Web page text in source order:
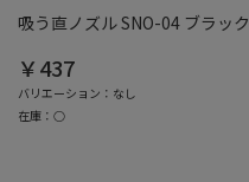
吸う直ノズル SNO-04 ブラック
￥437
バリエーション：なし
在庫：○